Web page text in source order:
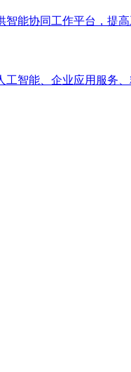
能协同工作平台，提高
智能、企业应用服务